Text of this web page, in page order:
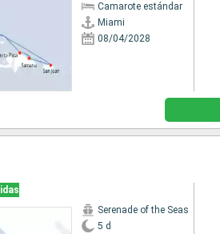
Camarote estándar
Miami
08/04/2028
Serenade of the Seas
5 d